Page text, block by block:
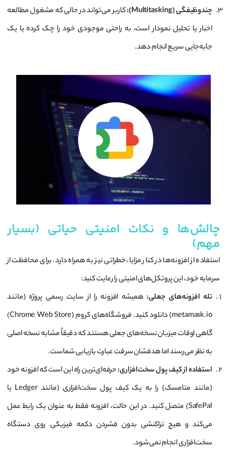
چندوظیفگی (Multitasking):
کاربر می‌تواند در حالی که مشغول مطالعه
اخبار یا تحلیل نمودار است، به راحتی موجودی خود را چک کرده یا یک
جابه‌جایی سریع انجام دهد.
چالش‌ها و نکات امنیتی حیاتی (بسیار
مهم)
استفاده از افزونه‌ها در کنار مزایا، خطراتی نیز به همراه دارد. برای محافظت از
سرمایه خود، این پروتکل‌های امنیتی را رعایت کنید:
تله افزونه‌های جعلی: همیشه افزونه را از سایت رسمی پروژه (مانند
metamask.io) دانلود کنید. فروشگاه‌های کروم (Chrome Web Store)
گاهی اوقات میزبان نسخه‌های جعلی هستند که دقیقاً مشابه نسخه اصلی
به نظر می‌رسند اما هدفشان سرقت عبارت بازیابی شماست.
استفاده از کیف پول سخت‌افزاری:حرفه‌ای‌ترین راه این است که افزونه خود
(مانند متامسک) را به یک کیف پول سخت‌افزاری (مانند Ledger یا
SafePal) متصل کنید. در این حالت، افزونه فقط به عنوان یک رابط عمل
می‌کند و هیچ تراکنشی بدون فشردن دکمه فیزیکی روی دستگاه
سخت‌افزاری انجام نمی‌شود.